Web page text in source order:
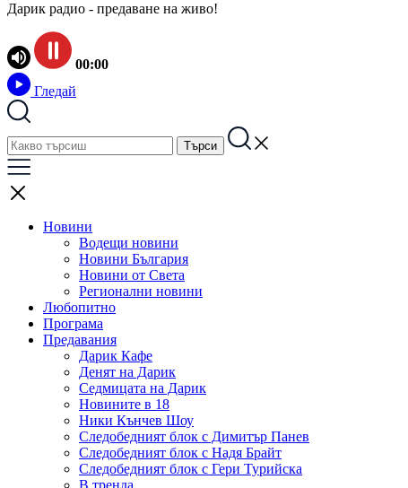
Дарик радио - предаване на живо!
00:00
Гледай
Новини
Водещи новини
Новини България
Новини от Света
Регионални новини
Любопитно
Програма
Предавания
Дарик Кафе
Денят на Дарик
Седмицата на Дарик
Новините в 18
Ники Кънчев Шоу
Следобедният блок с Димитър Панев
Следобедният блок с Надя Брайт
Следобедният блок с Гери Турийска
В тренда